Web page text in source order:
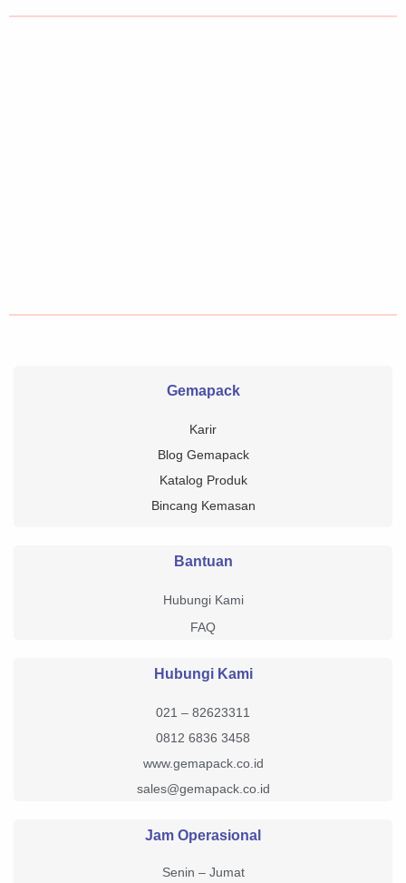
Gemapack
Karir
Blog Gemapack
Katalog Produk
Bincang Kemasan
Bantuan
Hubungi Kami
FAQ
Hubungi Kami
021 – 82623311
0812 6836 3458
www.gemapack.co.id
sales@gemapack.co.id
Jam Operasional
Senin – Jumat